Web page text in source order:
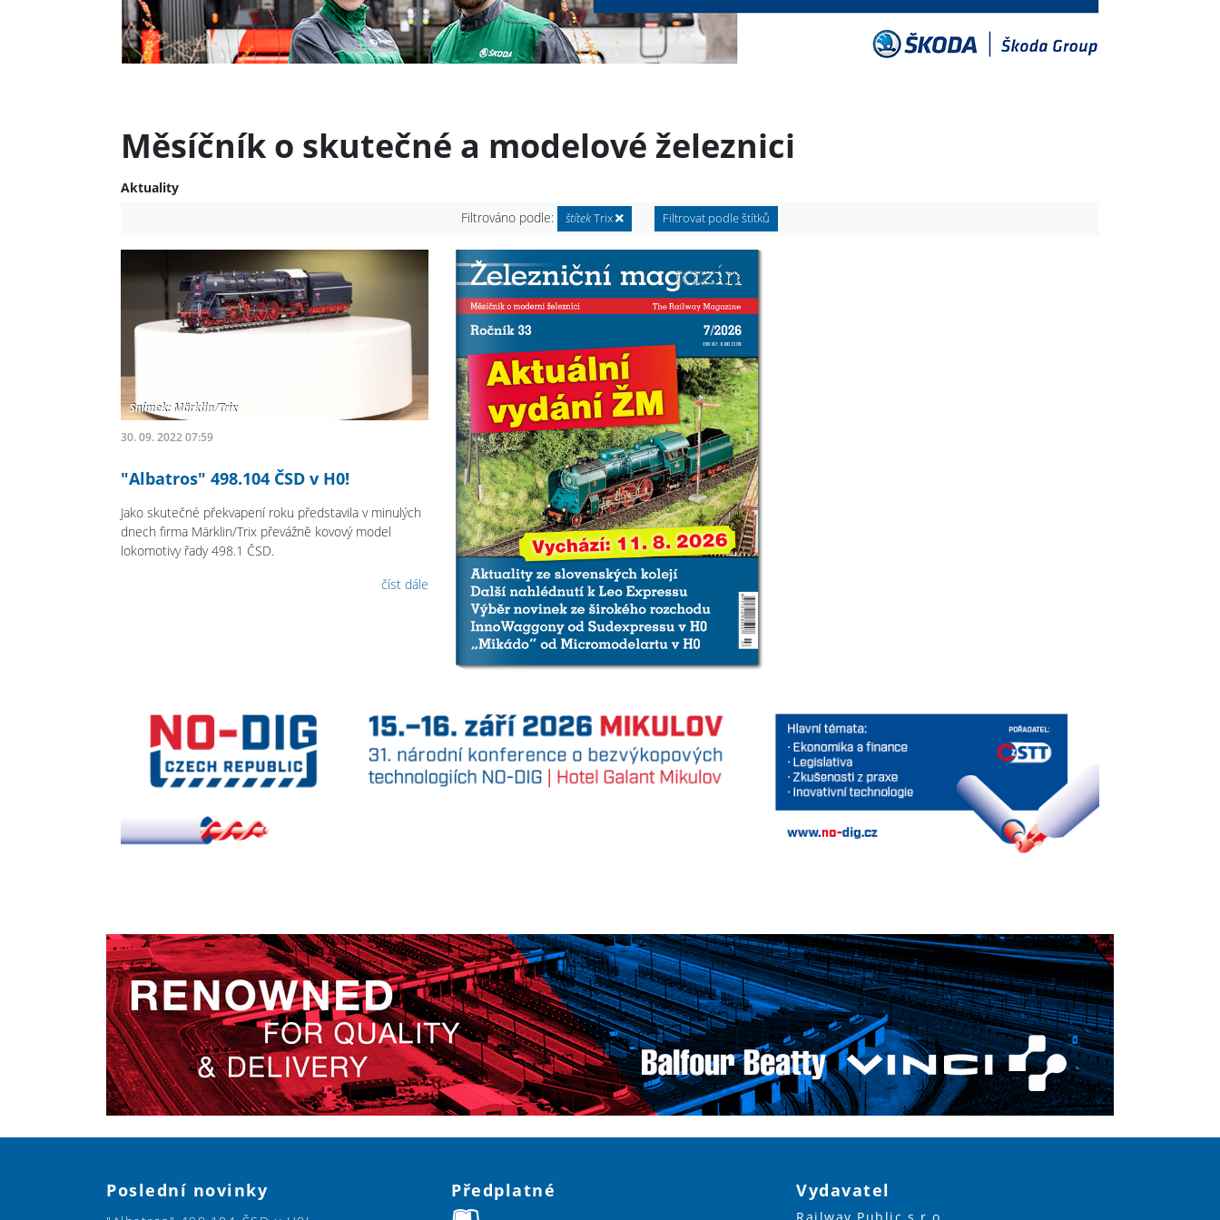
Měsíčník o skutečné a modelové železnici
Aktuality
Filtrováno podle:
štítekTrix Filtrovat podle štítků
30. 09. 2022 07:59
"Albatros" 498.104 ČSD v H0!
Jako skutečné překvapení roku představila v minulých
dnech firma Märklin/Trix převážně kovový model
lokomotivy řady 498.1 ČSD.
číst dále
Poslední novinky Předplatné Vydavatel